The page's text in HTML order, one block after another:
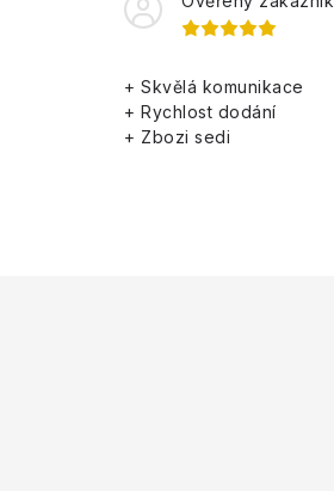
+ Skvělá komunikace
+ Rychlost dodání
+ Zbozi sedi